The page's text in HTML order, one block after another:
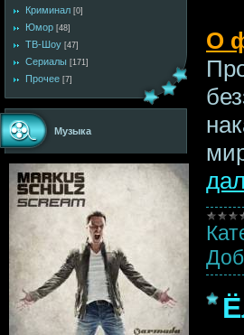
Криминал [0]
Юмор [48]
ТВ-Шоу [47]
Сериалы [171]
Прочее [7]
Музыка
О